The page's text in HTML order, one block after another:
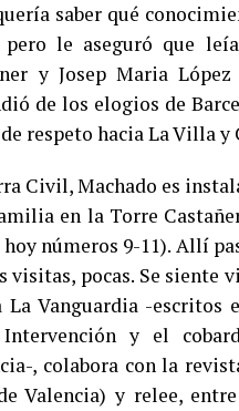
saber qué
le aseguró que
y Josep Maria
de los elogios de
respeto hacia La Villa y
Civil, Machado es
en la Torre
números 9-11). Allí
pocas. Se siente
Vanguardia -escritos
y el
, colabora con la
Valencia) y relee,